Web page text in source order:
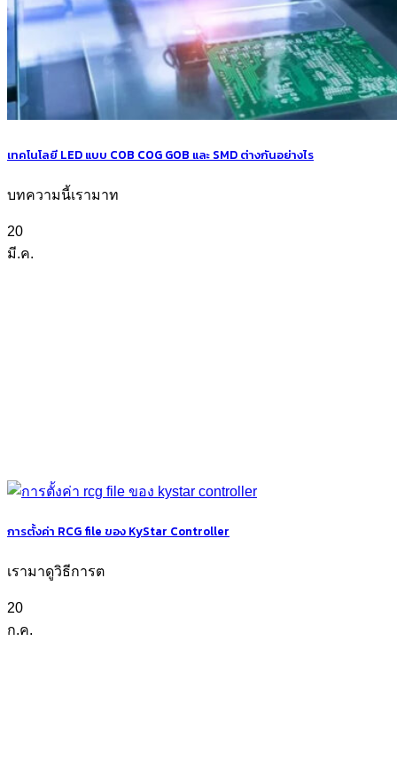
เทคโนโลยี LED แบบ COB COG GOB และ SMD ต่างกันอย่างไร
บทความนี้เรามาท
20
มี.ค.
การตั้งค่า RCG file ของ KyStar Controller
เรามาดูวิธีการต
20
ก.ค.